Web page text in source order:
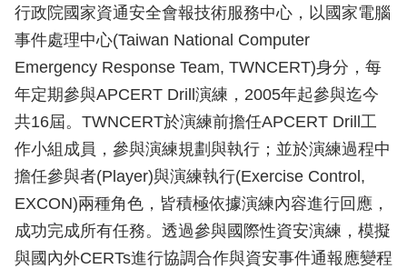
行政院國家資通安全會報技術服務中心，以國家電腦
事件處理中心(Taiwan National Computer
Emergency Response Team, TWNCERT)身分，每
年定期參與APCERT Drill演練，2005年起參與迄今
共16屆。TWNCERT於演練前擔任APCERT Drill工
作小組成員，參與演練規劃與執行；並於演練過程中
擔任參與者(Player)與演練執行(Exercise Control,
EXCON)兩種角色，皆積極依據演練內容進行回應，
成功完成所有任務。透過參與國際性資安演練，模擬
與國內外CERTs進行協調合作與資安事件通報應變程